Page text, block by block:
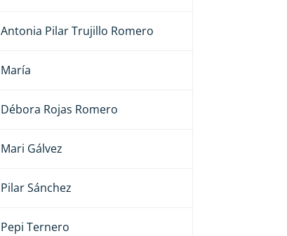
Antonia Pilar Trujillo Romero
María
Débora Rojas Romero
Mari Gálvez
Pilar Sánchez
Pepi Ternero